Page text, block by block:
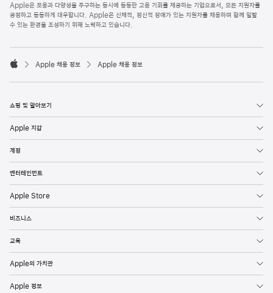
p
p
l
o
e
Apple은 포용과 다양성을 추구하는 동시에 동등한 고용 기회를 제공하는 기업으로서, 모든 지원자를
공정하고 동등하게 대우합니다. Apple은 신체적, 정신적 장애가 있는 지원자를 채용하며 함께 일할
수 있는 환경을 조성하기 위해 노력하고 있습니다.

p
l
Apple 채용 정보 Apple 채용 정보
쇼핑 및 알아보기
Apple 지갑
계정
엔터테인먼트
Apple Store
비즈니스
교육
Apple의 가치관
Apple 정보